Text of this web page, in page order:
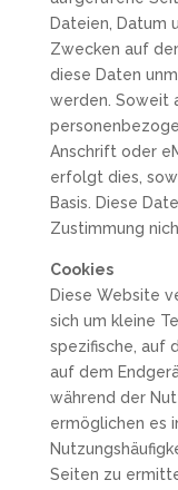
Dateien, Datum
Zwecken auf
diese Daten
werden. Soweit
Anschrift oder
erfolgt dies,
Basis. Diese
Zustimmung
Cookies
Diese Website
sich um kleine
spezifische, auf
auf dem
während der
ermöglichen es
Seiten zu